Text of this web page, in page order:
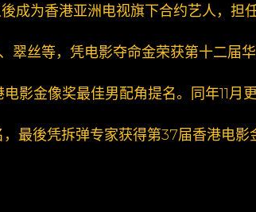
成为香港亚洲电视旗下合约艺人，担
翠丝等，凭电影夺命金荣获第十二届
影金像奖最佳男配角提名。同年11月
最後凭拆弹专家获得第37届香港电影